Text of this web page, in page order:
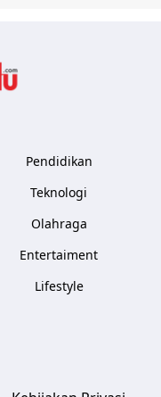
Pendidikan
Teknologi
Olahraga
Entertaiment
Lifestyle